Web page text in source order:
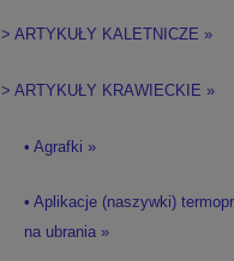
> ARTYKUŁY KALETNICZE »
> ARTYKUŁY KRAWIECKIE »
• Agrafki »
• Aplikacje (naszywki)
na ubrania »